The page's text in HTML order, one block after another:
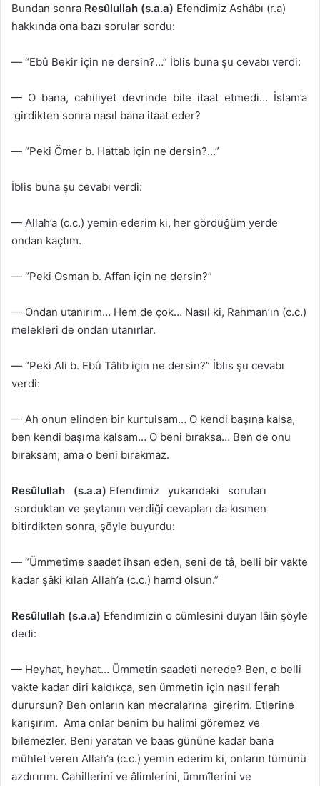
Bundan sonra Resûlullah (s.a.a) Efendimiz Ashâbı (r.a)
hakkında ona bazı sorular sordu:
— “Ebû Bekir için ne dersin?…” İblis buna şu cevabı verdi:
— O bana, cahiliyet devrinde bile itaat etmedi… İslam’a
girdikten sonra nasıl bana itaat eder?
— “Peki Ömer b. Hattab için ne dersin?…”
İblis buna şu cevabı verdi:
— Allah’a (c.c.) yemin ederim ki, her gördüğüm yerde
ondan kaçtım.
— “Peki Osman b. Affan için ne dersin?”
— Ondan utanırım… Hem de çok… Nasıl ki, Rahman’ın (c.c.)
melekleri de ondan utanırlar.
— “Peki Ali b. Ebû Tâlib için ne dersin?” İblis şu cevabı
verdi:
— Ah onun elinden bir kurtulsam… O kendi başına kalsa,
ben kendi başıma kalsam… O beni bıraksa… Ben de onu
bıraksam; ama o beni bırakmaz.
Resûlullah (s.a.a) Efendimiz yukarıdaki soruları
sorduktan ve şeytanın verdiği cevapları da kısmen
bitirdikten sonra, şöyle buyurdu:
— “Ümmetime saadet ihsan eden, seni de tâ, belli bir vakte
kadar şâki kılan Allah’a (c.c.) hamd olsun.”
Resûlullah (s.a.a) Efendimizin o cümlesini duyan lâin şöyle
dedi:
— Heyhat, heyhat… Ümmetin saadeti nerede? Ben, o belli
vakte kadar diri kaldıkça, sen ümmetin için nasıl ferah
durursun? Ben onların kan mecralarına girerim. Etlerine
karışırım. Ama onlar benim bu halimi göremez ve
bilemezler. Beni yaratan ve baas gününe kadar bana
mühlet veren Allah’a (c.c.) yemin ederim ki, onların tümünü
azdırırım. Cahillerini ve âlimlerini, ümmîlerini ve